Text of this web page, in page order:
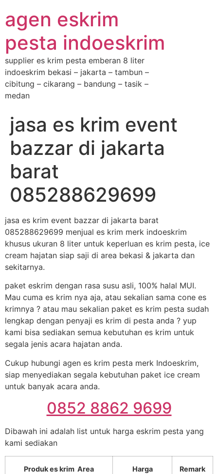
agen eskrim
pesta indoeskrim
supplier es krim pesta emberan 8 liter
indoeskrim bekasi – jakarta – tambun –
cibitung – cikarang – bandung – tasik –
medan
jasa es krim event
bazzar di jakarta
barat
085288629699
jasa es krim event bazzar di jakarta barat
085288629699 menjual es krim merk indoeskrim
khusus ukuran 8 liter untuk keperluan es krim pesta, ice
cream hajatan siap saji di area bekasi & jakarta dan
sekitarnya.
paket eskrim dengan rasa susu asli, 100% halal MUI.
Mau cuma es krim nya aja, atau sekalian sama cone es
krimnya ? atau mau sekalian paket es krim pesta sudah
lengkap dengan penyaji es krim di pesta anda ? yup
kami bisa sediakan semua kebutuhan es krim untuk
segala jenis acara hajatan anda.
Cukup hubungi agen es krim pesta merk Indoeskrim,
siap menyediakan segala kebutuhan paket ice cream
untuk banyak acara anda.
0852 8862 9699
Dibawah ini adalah list untuk harga eskrim pesta yang
kami sediakan
Produk es krim Area
Harga Remark